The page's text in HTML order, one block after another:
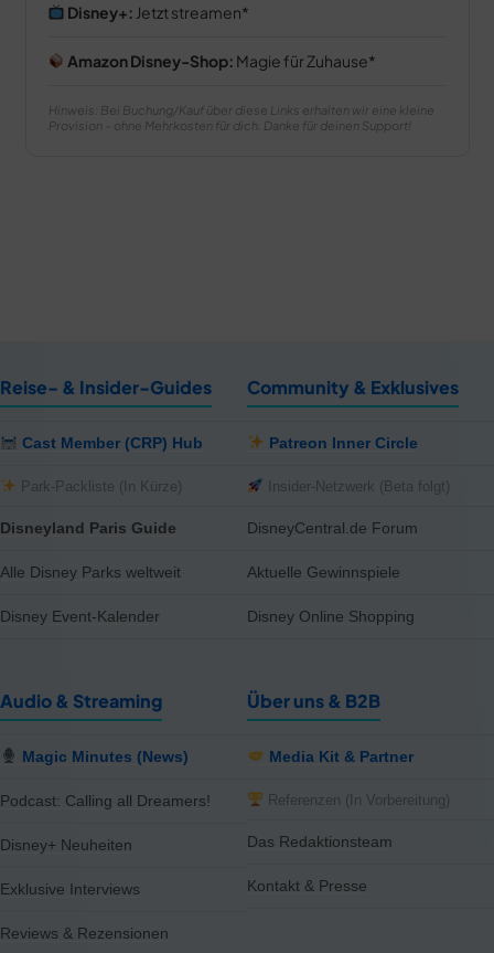
Disney+: Jetzt streamen
Amazon Disney-Shop: Magie für Zuhause
Hinweis: Bei Buchung/Kauf über diese Links erhalten wir eine kleine
Provision – ohne Mehrkosten für dich. Danke für deinen Support!
Reise- & Insider-Guides
Cast Member (CRP) Hub
Park-Packliste (In Kürze)
Disneyland Paris Guide
Alle Disney Parks weltweit
Disney Event-Kalender
Community & Exklusives
Patreon Inner Circle
Insider-Netzwerk (Beta folgt)
DisneyCentral.de Forum
Aktuelle Gewinnspiele
Disney Online Shopping
Audio & Streaming
Magic Minutes (News)
Podcast: Calling all Dreamers!
Disney+ Neuheiten
Exklusive Interviews
Reviews & Rezensionen
Über uns & B2B
Media Kit & Partner
Referenzen (In Vorbereitung)
Das Redaktionsteam
Kontakt & Presse